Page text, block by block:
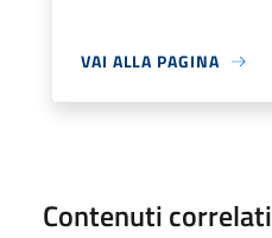
VAI ALLA PAGINA
Contenuti correlati